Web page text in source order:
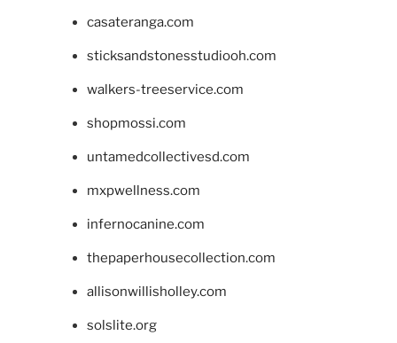
casateranga.com
sticksandstonesstudiooh.com
walkers-treeservice.com
shopmossi.com
untamedcollectivesd.com
mxpwellness.com
infernocanine.com
thepaperhousecollection.com
allisonwillisholley.com
solslite.org